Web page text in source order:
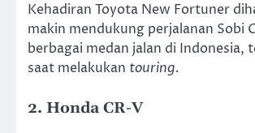
Kehadiran Toyota New Fortuner
makin mendukung perjalanan Sobi
berbagai medan jalan di Indonesia,
saat melakukan touring.
2. Honda CR-V